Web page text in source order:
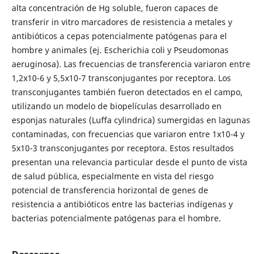
alta concentración de Hg soluble, fueron capaces de
transferir in vitro marcadores de resistencia a metales y
antibióticos a cepas potencialmente patógenas para el
hombre y animales (ej. Escherichia coli y Pseudomonas
aeruginosa). Las frecuencias de transferencia variaron entre
1,2x10-6 y 5,5x10-7 transconjugantes por receptora. Los
transconjugantes también fueron detectados en el campo,
utilizando un modelo de biopelículas desarrollado en
esponjas naturales (Luffa cylindrica) sumergidas en lagunas
contaminadas, con frecuencias que variaron entre 1x10-4 y
5x10-3 transconjugantes por receptora. Estos resultados
presentan una relevancia particular desde el punto de vista
de salud pública, especialmente en vista del riesgo
potencial de transferencia horizontal de genes de
resistencia a antibióticos entre las bacterias indígenas y
bacterias potencialmente patógenas para el hombre.